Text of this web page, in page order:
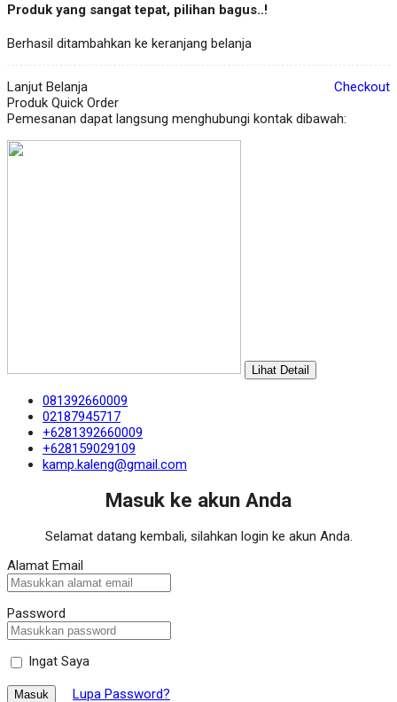
Produk yang sangat tepat, pilihan bagus..!
Berhasil ditambahkan ke keranjang belanja
Lanjut Belanja
Checkout
Produk Quick Order
Pemesanan dapat langsung menghubungi kontak dibawah:
Lihat Detail
081392660009
02187945717
+6281392660009
+628159029109
kamp.kaleng@gmail.com
Masuk ke akun Anda
Selamat datang kembali, silahkan login ke akun Anda.
Alamat Email
Password
Ingat Saya
Masuk Lupa Password?